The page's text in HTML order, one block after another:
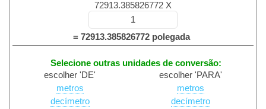
72913.385826772 X
= 72913.385826772 polegada
Selecione outras unidades de conversão:
escolher 'DE'
escolher 'PARA'
metros
decímetro
metros
decímetro